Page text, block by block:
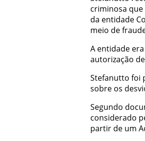
criminosa
da entidade
meio de
A entidade
autorização
Stefanutto foi
sobre os
Segundo
considerado
partir de um